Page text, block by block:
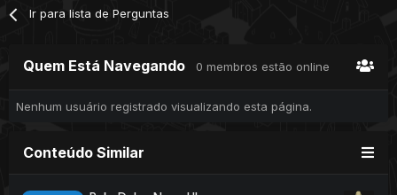
Ir para lista de Perguntas
Quem Está Navegando 0 membros estão online
Nenhum usuário registrado visualizando esta página.
Conteúdo Similar